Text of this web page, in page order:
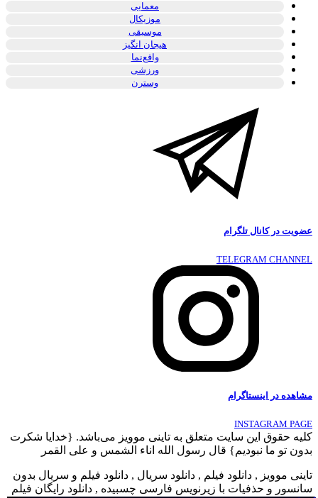
معمایی
موزیکال
موسیقی
هیجان انگیز
واقع‌نما
ورزشی
وسترن
عضویت در کانال تلگرام
TELEGRAM CHANNEL
مشاهده در اینستاگرام
INSTAGRAM PAGE
کلیه حقوق این سایت متعلق به تاینی موویز می‌باشد. {خدایا شکرت
بدون تو ما نبودیم} قال رسول الله اناء الشمس و علی القمر
تاینی موویز , دانلود فیلم , دانلود سریال , دانلود فیلم و سریال بدون
سانسور و حذفیات با زیرنویس فارسی چسبیده , دانلود رایگان فیلم